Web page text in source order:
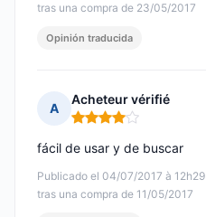
tras una compra de 23/05/2017
Opinión traducida
A
Acheteur vérifié
Nota: 4 de 5
Publicado el 04/07/2017 à 12h29
tras una compra de 11/05/2017
fácil de usar y de buscar